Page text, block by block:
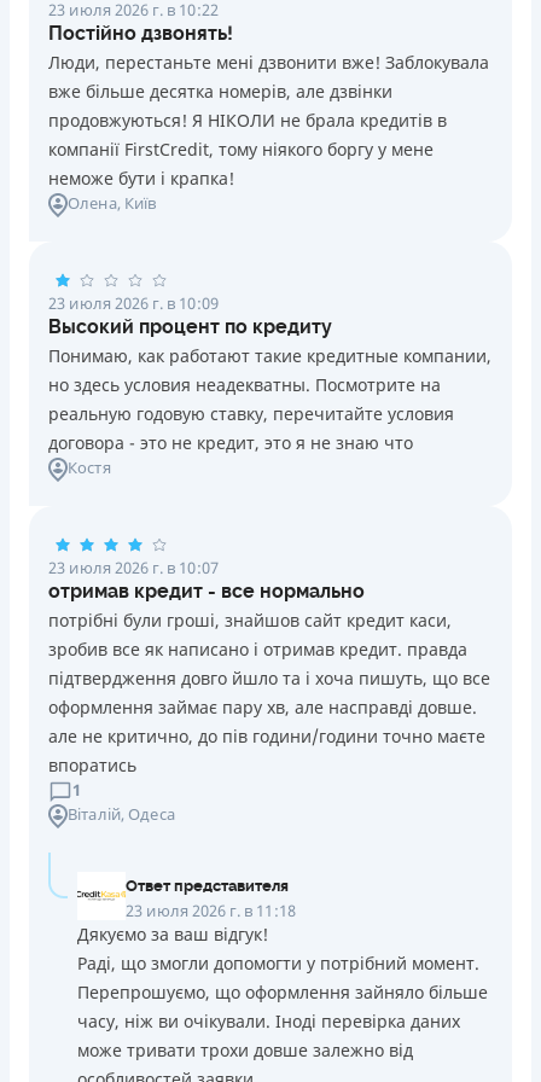
23 июля 2026 г. в 10:22
Постійно дзвонять!
Люди, перестаньте мені дзвонити вже! Заблокувала
вже більше десятка номерів, але дзвінки
продовжуються! Я НІКОЛИ не брала кредитів в
компанії FirstCredit, тому ніякого боргу у мене
неможе бути і крапка!
Олена, Київ
23 июля 2026 г. в 10:09
Высокий процент по кредиту
Понимаю, как работают такие кредитные компании,
но здесь условия неадекватны. Посмотрите на
реальную годовую ставку, перечитайте условия
договора - это не кредит, это я не знаю что
Костя
23 июля 2026 г. в 10:07
отримав кредит - все нормально
потрібні були гроші, знайшов сайт кредит каси,
зробив все як написано і отримав кредит. правда
підтвердження довго йшло та і хоча пишуть, що все
оформлення займає пару хв, але насправді довше.
але не критично, до пів години/години точно маєте
впоратись
1
Віталій, Одеса
Ответ представителя
23 июля 2026 г. в 11:18
Дякуємо за ваш відгук!
Раді, що змогли допомогти у потрібний момент.
Перепрошуємо, що оформлення зайняло більше
часу, ніж ви очікували. Іноді перевірка даних
може тривати трохи довше залежно від